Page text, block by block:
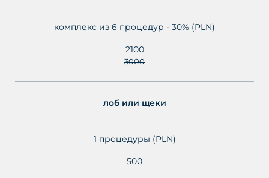
комплекс из 6 процедур - 30% (PLN)
2100
3000
лоб или щеки
1 процедуры (PLN)
500